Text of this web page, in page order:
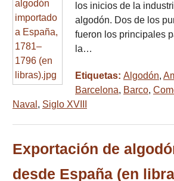
los inicios de la
algodón. Dos de los
fueron los principales
la…
Etiquetas: Algodón,
Barcelona, Barco,
Naval , Siglo XVIII
Exportación de
desde España (en